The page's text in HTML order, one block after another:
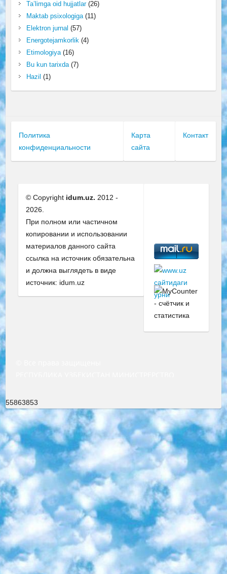
Ta’limga oid hujjatlar(26)
Maktab psixologiga(11)
Elektron jurnal (57)
Energotejamkorlik (4)
Etimologiya(16)
Bu kun tarixda(7)
Hazil (1)
Политика
конфиденциальности
Карта
сайта
Контакт
© Copyright idum.uz. 2012 -
2026.
При полном или частичном
копировании и использовании
материалов данного сайта
ссылка на источник обязательна
и должна выглядеть в виде
источник: idum.uz
55863853